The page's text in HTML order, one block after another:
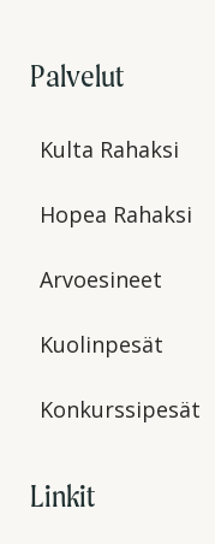
Palvelut
Kulta Rahaksi
Hopea Rahaksi
Arvoesineet
Kuolinpesät
Konkurssipesät
Linkit